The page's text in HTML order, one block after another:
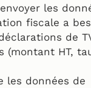
les
fiscale a
de
(montant HT,
les données de